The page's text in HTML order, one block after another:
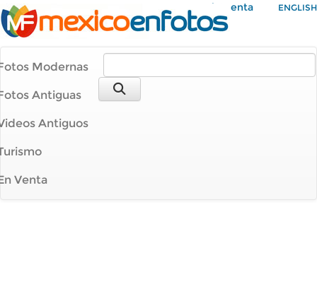
Mi Cuenta ENGLISH
Modernas
Antiguas
Antiguos
Venta